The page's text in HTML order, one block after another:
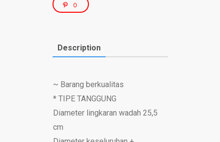
0
Description
~ Barang berkualitas
* TIPE TANGGUNG
Diameter lingkaran wadah 25,5
cm